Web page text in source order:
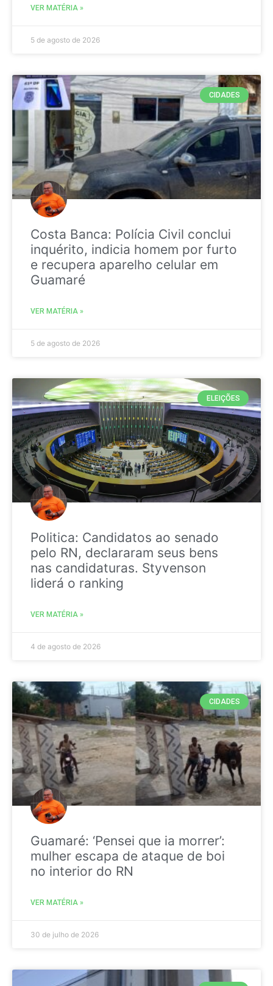
VER MATÉRIA »
5 de agosto de 2026
CIDADES
Costa Banca: Polícia Civil conclui
inquérito, indicia homem por furto
e recupera aparelho celular em
Guamaré
VER MATÉRIA »
5 de agosto de 2026
ELEIÇÕES
Politica: Candidatos ao senado
pelo RN, declararam seus bens
nas candidaturas. Styvenson
liderá o ranking
VER MATÉRIA »
4 de agosto de 2026
CIDADES
Guamaré: ‘Pensei que ia morrer’:
mulher escapa de ataque de boi
no interior do RN
VER MATÉRIA »
30 de julho de 2026